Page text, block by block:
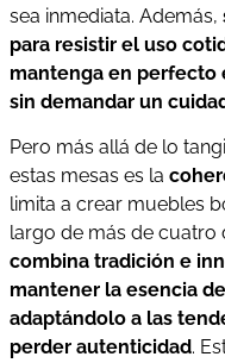
sea inmediata. Además,
para resistir el uso
mantenga en perfecto
sin demandar un
Pero más allá de lo
estas mesas es la
limita a crear muebles
largo de más de cuatro
combina tradición e
mantener la esencia
adaptándolo a las
perder autenticidad.